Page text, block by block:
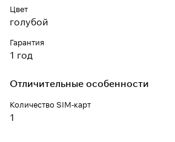
Цвет
голубой
Гарантия
1 год
Отличительные особенности
Количество SIM-карт
1